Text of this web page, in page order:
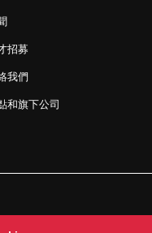
招募
我們
和旗下公司